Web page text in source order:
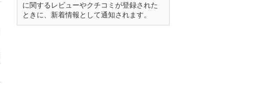
に関するレビューやクチコミが登録された
ときに、新着情報として通知されます。